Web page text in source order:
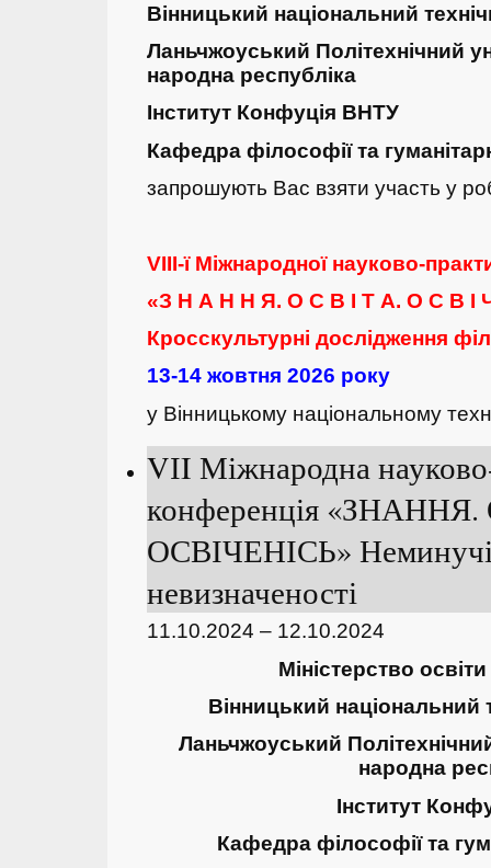
Вінницький національний
Ланьчжоуський Політехнічний
народна республіка
Інститут Конфуція ВНТУ
Кафедра філософії та
запрошують Вас взяти участь у
VIII-ї Міжнародної науково-
«З Н А Н Н Я. О С В І Т А. О С В І
Кросскультурні дослідження
13-14 жовтня 2026 року
у Вінницькому національному
VІI Міжнародна
конференція
ОСВІЧЕНІСЬ»
невизначеності
11.10.2024 – 12.10.2024
Міністерство
Вінницький національний
Ланьчжоуський
народна
Інститут
Кафедра філософії та